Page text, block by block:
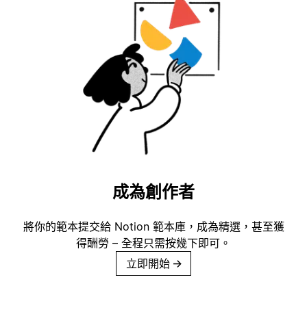
成為創作者
將你的範本提交給 Notion 範本庫，成為精選，甚至獲
得酬勞 – 全程只需按幾下即可。
立即開始 →